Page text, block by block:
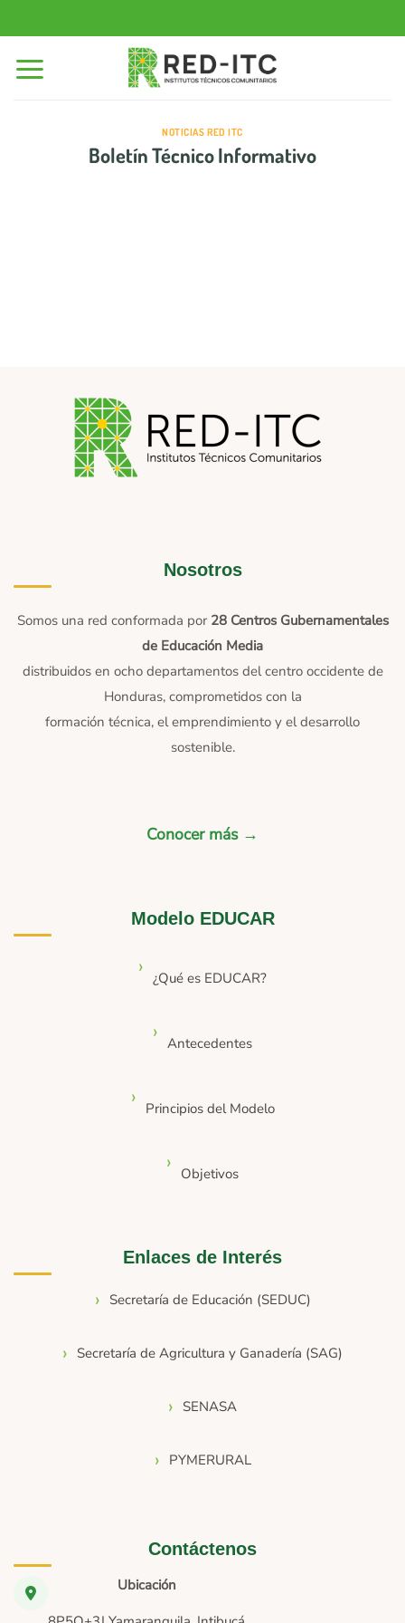
al
contenido
NOTICIAS RED ITC
Boletín Técnico Informativo
Nosotros
Somos una red conformada por 28 Centros Gubernamentales
de Educación Media
distribuidos en ocho departamentos del centro occidente de
Honduras, comprometidos con la
formación técnica, el emprendimiento y el desarrollo
sostenible.
Conocer más →
Modelo EDUCAR
¿Qué es EDUCAR?
Antecedentes
Principios del Modelo
Objetivos
Enlaces de Interés
Secretaría de Educación (SEDUC)
Secretaría de Agricultura y Ganadería (SAG)
SENASA
PYMERURAL
Contáctenos
Ubicación